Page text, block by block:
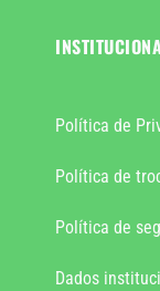
Política de
Política de
Política de
Dados